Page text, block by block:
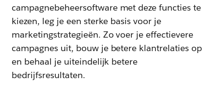
campagnebeheersoftware met deze functies te
kiezen, leg je een sterke basis voor je
marketingstrategieën. Zo voer je effectievere
campagnes uit, bouw je betere klantrelaties op
en behaal je uiteindelijk betere
bedrijfsresultaten.